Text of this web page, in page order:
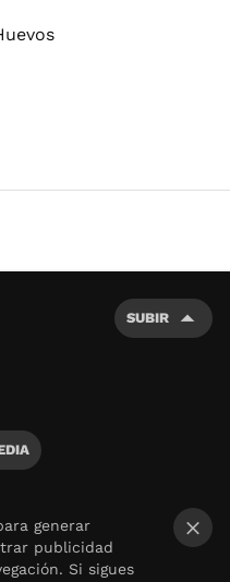
SUBIR
generar
publicidad
Si sigues